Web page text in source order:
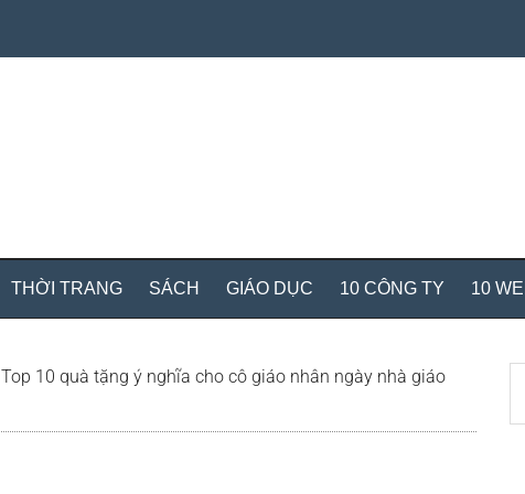
THỜI TRANG SÁCH GIÁO DỤC 10 CÔNG TY 10
Top 10 quà tặng ý nghĩa cho cô giáo nhân ngày nhà giáo